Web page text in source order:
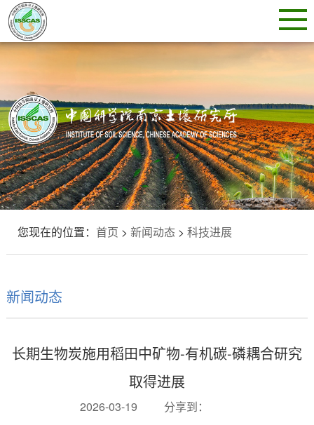
您现在的位置： 首页 > 新闻动态> 科技进展
新闻动态
长期生物炭施用稻田中矿物-有机碳-磷耦合研究
取得进展
2026-03-19 分享到：